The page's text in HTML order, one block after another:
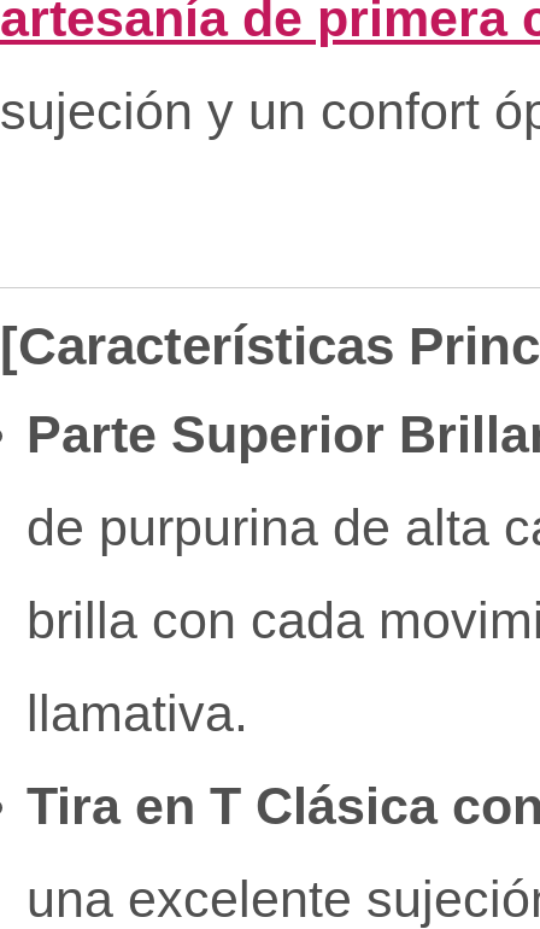
artesanía de primera
sujeción y un confort
[Características
Parte Superior
de purpurina de alta
brilla con cada
llamativa.
Tira en T Clásica
una excelente